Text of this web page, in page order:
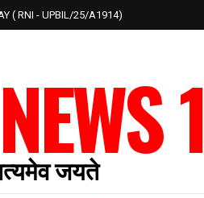
( RNI - UPBIL/25/A1914)
1
जयते